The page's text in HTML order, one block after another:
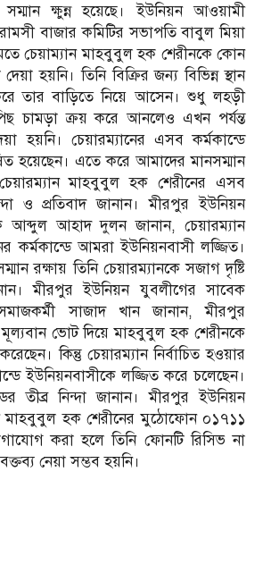
ক্ষুন্ন হয়েছে। ইউনিয়ন আওয়ামী
বাজার কমিটির সভাপতি বাবুল মিয়া
চেয়াম্যান মাহবুবুল হক শেরীনকে কোন
হয়নি। তিনি বিক্রির জন্য বিভিন্ন স্থান
তার বাড়িতে নিয়ে আসেন। শুধু লহড়ী
চামড়া ক্রয় করে আনলেও এখন পর্যন্ত
হয়নি। চেয়ারম্যানের এসব কর্মকান্ডে
হয়েছেন। এতে করে আমাদের মানসম্মান
চেয়ারম্যান মাহবুবুল হক শেরীনের এসব
ও প্রতিবাদ জানান। মীরপুর ইউনিয়ন
আহাদ দুলন জানান, চেয়ারম্যান
কর্মকান্ডে আমরা ইউনিয়নবাসী লজ্জিত।
রক্ষায় তিনি চেয়ারম্যানকে সজাগ দৃষ্টি
মীরপুর ইউনিয়ন যুবলীগের সাবেক
সাজাদ খান জানান, মীরপুর
মূল্যবান ভোট দিয়ে মাহবুবুল হক শেরীনকে
কিন্তু চেয়ারম্যান নির্বাচিত হওয়ার
ইউনিয়নবাসীকে লজ্জিত করে চলেছেন।
তীব্র নিন্দা জানান। মীরপুর ইউনিয়ন
মাহবুবুল হক শেরীনের মুঠোফোন ০১৭১১
করা হলে তিনি ফোনটি রিসিভ না
নেয়া সম্ভব হয়নি।